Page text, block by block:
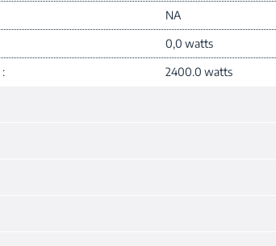
NA
0,0 watts
2400.0 watts